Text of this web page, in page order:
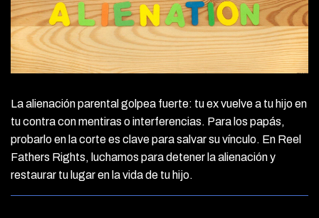
La alienación parental golpea fuerte: tu ex vuelve a tu hijo en
tu contra con mentiras o interferencias. Para los papás,
probarlo en la corte es clave para salvar su vínculo. En Reel
Fathers Rights, luchamos para detener la alienación y
restaurar tu lugar en la vida de tu hijo.